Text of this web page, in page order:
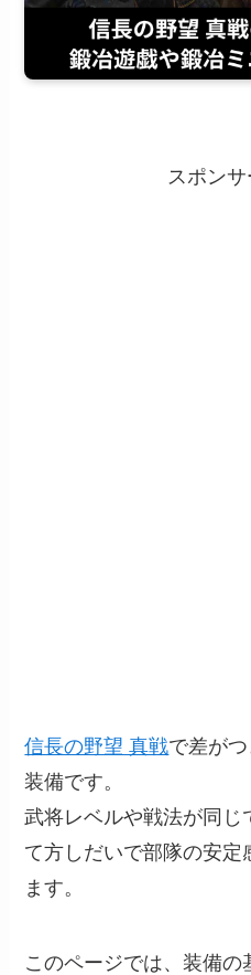
スポン
信長の野望 真戦で差が
装備です。
武将レベルや戦法が同
て方しだいで部隊の安定
ます。
このページでは、装備